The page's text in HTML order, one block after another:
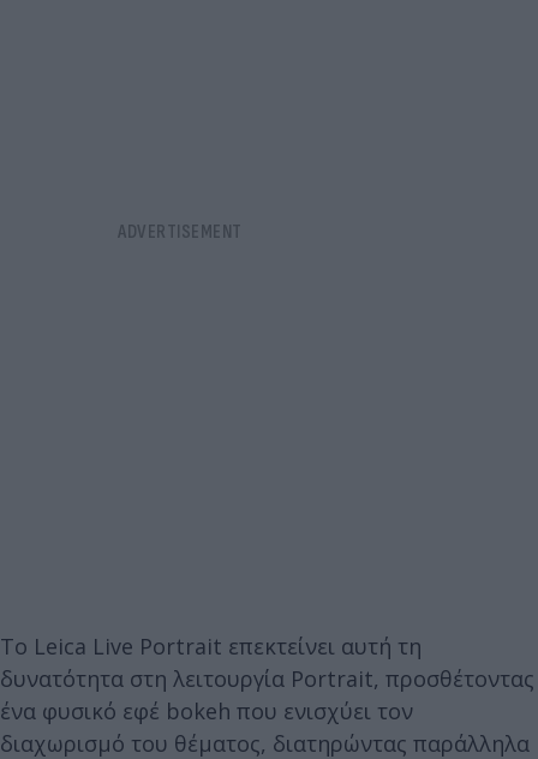
Το Leica Live Portrait επεκτείνει αυτή τη
δυνατότητα στη λειτουργία Portrait, προσθέτοντας
ένα φυσικό εφέ bokeh που ενισχύει τον
διαχωρισμό του θέματος, διατηρώντας παράλληλα